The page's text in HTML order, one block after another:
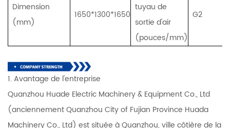
Dimension
(mm)
1650*1300*1650
tuyau de
sortie d'air
(pouces/mm)
G2
1. Avantage de l'entreprise
Quanzhou Huade Electric Machinery & Equipment Co., Ltd
(anciennement Quanzhou City of Fujian Province Huada
Machinery Co., Ltd) est située à Quanzhou, ville côtière de la